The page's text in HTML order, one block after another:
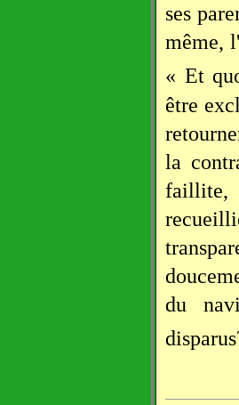
ses
même,
« Et
être
la
faillite,
du